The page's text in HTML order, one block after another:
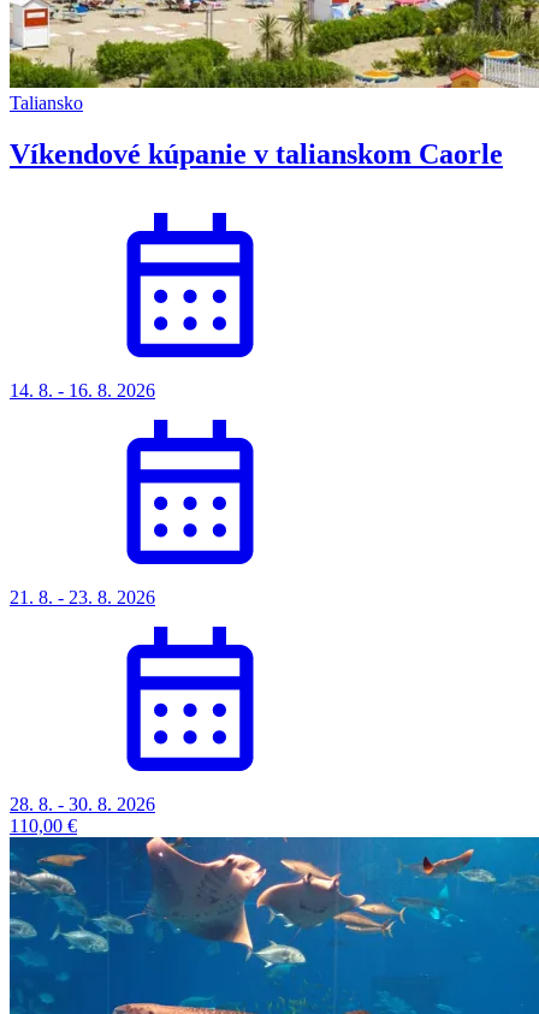
Taliansko
Víkendové kúpanie v talianskom Caorle
14. 8. - 16. 8. 2026
21. 8. - 23. 8. 2026
28. 8. - 30. 8. 2026
110,00 €